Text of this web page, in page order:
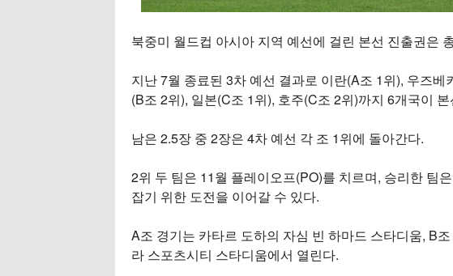
북중미 월드컵 아시아 지역 예선에 걸린 본선 진출권은
지난 7월 종료된 3차 예선 결과로 이란(A조 1위), 우즈
(B조 2위), 일본(C조 1위), 호주(C조 2위)까지 6개국이
남은 2.5장 중 2장은 4차 예선 각 조 1위에 돌아간다.
2위 두 팀은 11월 플레이오프(PO)를 치르며, 승리한 팀
잡기 위한 도전을 이어갈 수 있다.
A조 경기는 카타르 도하의 자심 빈 하마드 스타디움, B
라 스포츠시티 스타디움에서 열린다.